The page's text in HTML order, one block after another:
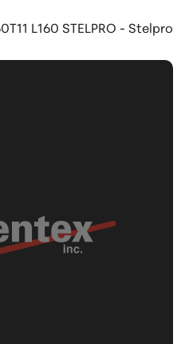
L160 STELPRO - Stelpro